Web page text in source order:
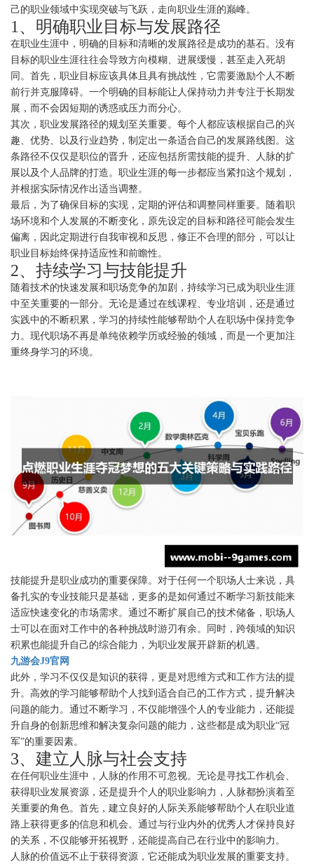
己的职业领域中实现突破与飞跃，走向职业生涯的巅峰。
1、明确职业目标与发展路径
在职业生涯中，明确的目标和清晰的发展路径是成功的基石。没有
目标的职业生涯往往会导致方向模糊、进展缓慢，甚至走入死胡
同。首先，职业目标应该具体且具有挑战性，它需要激励个人不断
前行并克服障碍。一个明确的目标能让人保持动力并专注于长期发
展，而不会因短期的诱惑或压力而分心。
其次，职业发展路径的规划至关重要。每个人都应该根据自己的兴
趣、优势、以及行业趋势，制定出一条适合自己的发展路线图。这
条路径不仅仅是职位的晋升，还应包括所需技能的提升、人脉的扩
展以及个人品牌的打造。职业生涯的每一步都应当紧扣这个规划，
并根据实际情况作出适当调整。
最后，为了确保目标的实现，定期的评估和调整同样重要。随着职
场环境和个人发展的不断变化，原先设定的目标和路径可能会发生
偏离，因此定期进行自我审视和反思，修正不合理的部分，可以让
职业目标始终保持适应性和前瞻性。
2、持续学习与技能提升
随着技术的快速发展和职场竞争的加剧，持续学习已成为职业生涯
中至关重要的一部分。无论是通过在线课程、专业培训，还是通过
实践中的不断积累，学习的持续性能够帮助个人在职场中保持竞争
力。现代职场不再是单纯依赖学历或经验的领域，而是一个更加注
重终身学习的环境。
技能提升是职业成功的重要保障。对于任何一个职场人士来说，具
备扎实的专业技能只是基础，更多的是如何通过不断学习新技能来
适应快速变化的市场需求。通过不断扩展自己的技术储备，职场人
士可以在面对工作中的各种挑战时游刃有余。同时，跨领域的知识
积累也能提升自己的综合能力，为职业发展开辟新的机遇。
九游会J9官网
此外，学习不仅仅是知识的获得，更是对思维方式和工作方法的提
升。高效的学习能够帮助个人找到适合自己的工作方式，提升解决
问题的能力。通过不断学习，不仅能增强个人的专业能力，还能提
升自身的创新思维和解决复杂问题的能力，这些都是成为职业“冠
军”的重要因素。
3、建立人脉与社会支持
在任何职业生涯中，人脉的作用不可忽视。无论是寻找工作机会、
获得职业发展资源，还是提升个人的职业影响力，人脉都扮演着至
关重要的角色。首先，建立良好的人际关系能够帮助个人在职业道
路上获得更多的信息和机会。通过与行业内外的优秀人才保持良好
的关系，不仅能够开拓视野，还能提高自己在行业中的影响力。
人脉的价值远不止于获得资源，它还能成为职业发展的重要支持。